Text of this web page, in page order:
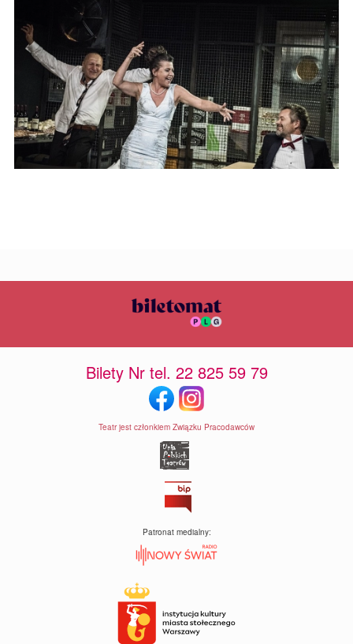
Bilety Nr tel. 22 825 59 79
Teatr jest członkiem Związku Pracodawców
Patronat medialny: